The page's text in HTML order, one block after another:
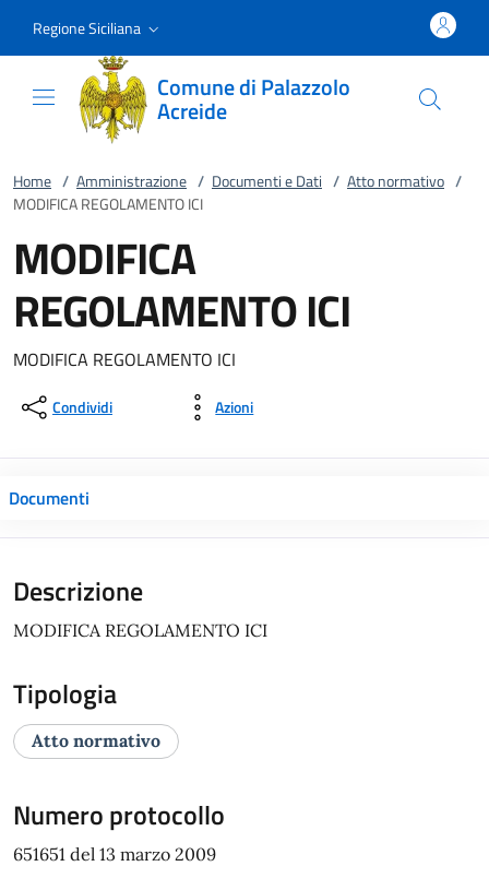
Regione Siciliana
Comune di Palazzolo
Acreide
Home / Amministrazione / Documenti e Dati / Atto normativo /
MODIFICA REGOLAMENTO ICI
MODIFICA
REGOLAMENTO ICI
MODIFICA REGOLAMENTO ICI
Condividi Azioni
Documenti
Descrizione
MODIFICA REGOLAMENTO ICI
Tipologia
Atto normativo
Numero protocollo
651651 del 13 marzo 2009